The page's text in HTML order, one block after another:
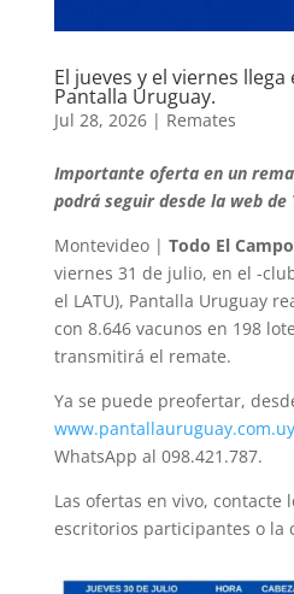
El jueves y el viernes
Pantalla Uruguay.
Jul 28, 2026| Remates
Importante oferta en un
podrá seguir desde la web de
Montevideo | Todo El Campo
viernes 31 de julio, en el -
el LATU), Pantalla Uruguay
con 8.646 vacunos en 198
transmitirá el remate.
Ya se puede preofertar,
www.pantallauruguay.com.uy
WhatsApp al 098.421.787.
Las ofertas en vivo, contacte
escritorios participantes o la